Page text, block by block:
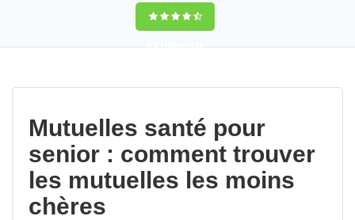
9,2(100%)452
Mutuelles santé pour
senior : comment trouver
les mutuelles les moins
chères